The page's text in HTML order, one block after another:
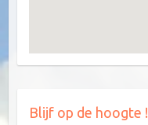
Blijf op de hoogte !